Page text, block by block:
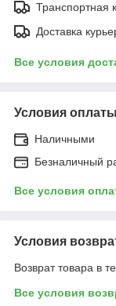
Транспортная
Доставка
Все условия
Условия оплаты
Наличными
Безналичный
Все условия
Условия
Возврат товара в
Все условия